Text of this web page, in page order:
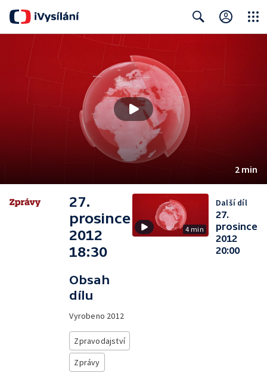
2 min
27.
prosince
2012
18:30
Obsah
dílu
Vyrobeno 2012
Zpravodajství
Zprávy
4 min
Další díl
27.
prosince
2012
20:00